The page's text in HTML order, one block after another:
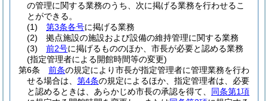
の管理に関する業務のうち、次に掲げる業務を行わせるこ
とができる。
(1)
第3条各号に掲げる業務
(2)
拠点施設の施設および設備の維持管理に関する業務
(3)
前2号に掲げるもののほか、市長が必要と認める業務
(指定管理者による開館時間等の変更)
第6条
前条の規定により市長が指定管理者に管理業務を行わ
せる場合は、 第4条の規定によるほか、指定管理者は、必要
と認めるときは、あらかじめ市長の承認を得て、 同条第1項